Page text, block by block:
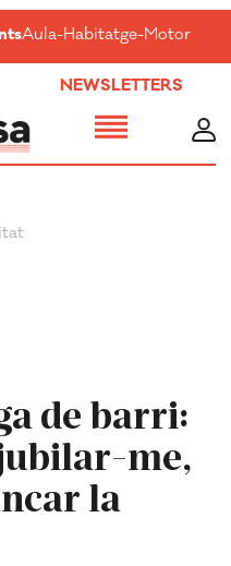
Aula-Habitatge-Motor-
NEWSLETTERS
de barri:
me,
la